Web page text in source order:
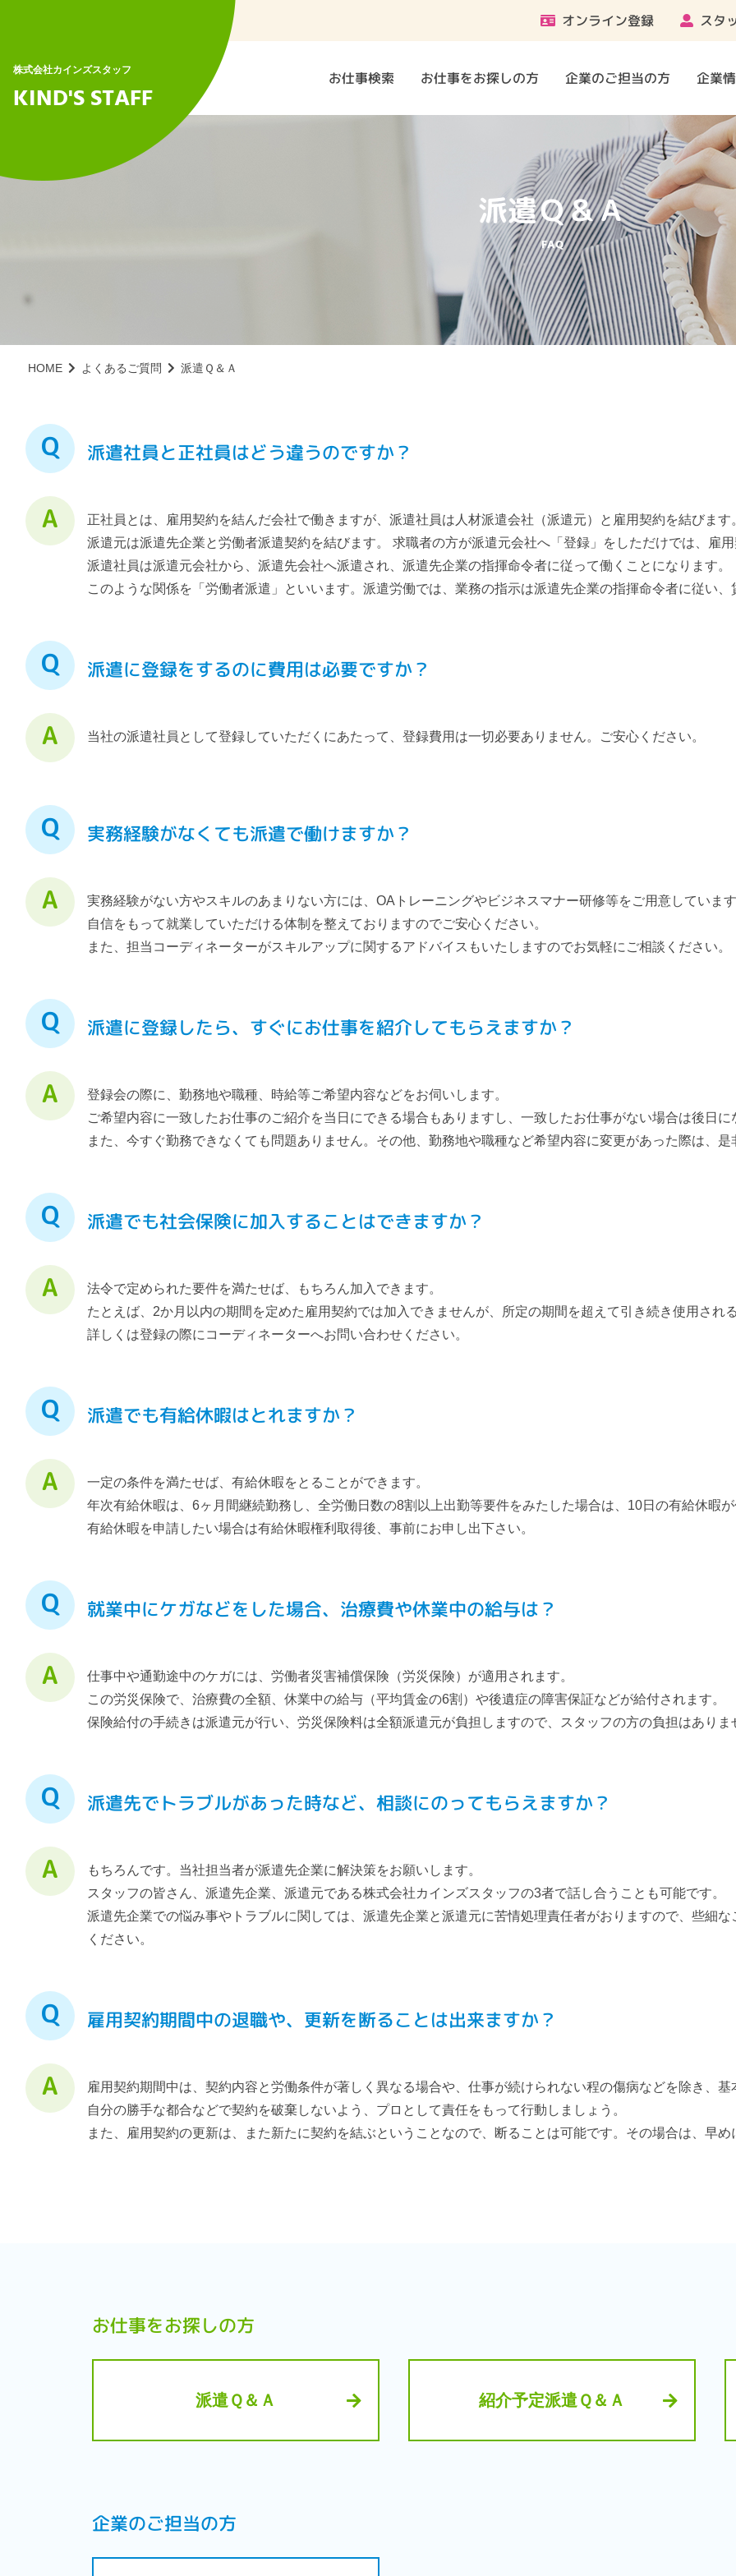
株式会社カインズスタッフ
KIND'S STAFF
オンライン登録 スタ
お仕事検索 お仕事をお探しの方 企業のご担当の方 企業
派遣Ｑ＆Ａ
FAQ
HOME よくあるご質問 派遣Ｑ＆Ａ
派遣社員と正社員はどう違うのですか？
正社員とは、雇用契約を結んだ会社で働きますが、派遣社員は人材派遣会社（派遣元）と雇用契約を結びます
派遣元は派遣先企業と労働者派遣契約を結びます。 求職者の方が派遣元会社へ「登録」をしただけでは、雇用
派遣社員は派遣元会社から、派遣先会社へ派遣され、派遣先企業の指揮命令者に従って働くことになります。
このような関係を「労働者派遣」といいます。派遣労働では、業務の指示は派遣先企業の指揮命令者に従い、
派遣に登録をするのに費用は必要ですか？
当社の派遣社員として登録していただくにあたって、登録費用は一切必要ありません。ご安心ください。
実務経験がなくても派遣で働けますか？
実務経験がない方やスキルのあまりない方には、OAトレーニングやビジネスマナー研修等をご用意しています
自信をもって就業していただける体制を整えておりますのでご安心ください。
また、担当コーディネーターがスキルアップに関するアドバイスもいたしますのでお気軽にご相談ください。
派遣に登録したら、すぐにお仕事を紹介してもらえますか？
登録会の際に、勤務地や職種、時給等ご希望内容などをお伺いします。
ご希望内容に一致したお仕事のご紹介を当日にできる場合もありますし、一致したお仕事がない場合は後日に
また、今すぐ勤務できなくても問題ありません。その他、勤務地や職種など希望内容に変更があった際は、是
派遣でも社会保険に加入することはできますか？
法令で定められた要件を満たせば、もちろん加入できます。
たとえば、2か月以内の期間を定めた雇用契約では加入できませんが、所定の期間を超えて引き続き使用され
詳しくは登録の際にコーディネーターへお問い合わせください。
派遣でも有給休暇はとれますか？
一定の条件を満たせば、有給休暇をとることができます。
年次有給休暇は、6ヶ月間継続勤務し、全労働日数の8割以上出勤等要件をみたした場合は、10日の有給休暇が
有給休暇を申請したい場合は有給休暇権利取得後、事前にお申し出下さい。
就業中にケガなどをした場合、治療費や休業中の給与は？
仕事中や通勤途中のケガには、労働者災害補償保険（労災保険）が適用されます。
この労災保険で、治療費の全額、休業中の給与（平均賃金の6割）や後遺症の障害保証などが給付されます。
保険給付の手続きは派遣元が行い、労災保険料は全額派遣元が負担しますので、スタッフの方の負担はありま
派遣先でトラブルがあった時など、相談にのってもらえますか？
もちろんです。当社担当者が派遣先企業に解決策をお願いします。
スタッフの皆さん、派遣先企業、派遣元である株式会社カインズスタッフの3者で話し合うことも可能です。
派遣先企業での悩み事やトラブルに関しては、派遣先企業と派遣元に苦情処理責任者がおりますので、些細
ください。
雇用契約期間中の退職や、更新を断ることは出来ますか？
雇用契約期間中は、契約内容と労働条件が著しく異なる場合や、仕事が続けられない程の傷病などを除き、基
自分の勝手な都合などで契約を破棄しないよう、プロとして責任をもって行動しましょう。
また、雇用契約の更新は、また新たに契約を結ぶということなので、断ることは可能です。その場合は、早め
お仕事をお探しの方
派遣Ｑ＆Ａ 紹介予定派遣Ｑ＆Ａ
企業のご担当の方